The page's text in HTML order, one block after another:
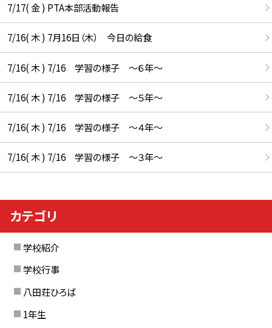
7/17( 金 ) PTA本部活動報告
7/16( 木 ) 7月16日（木） 今日の給食
7/16( 木 ) 7/16 学習の様子 ～６年～
7/16( 木 ) 7/16 学習の様子 ～５年～
7/16( 木 ) 7/16 学習の様子 ～４年～
7/16( 木 ) 7/16 学習の様子 ～３年～
カテゴリ
学校紹介
学校行事
八田荘ひろば
1年生